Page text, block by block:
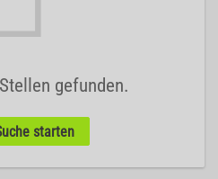
gefunden.
starten